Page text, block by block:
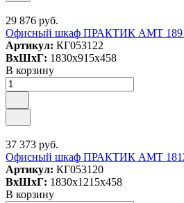
29 876 руб.
Офисный шкаф ПРАКТИК AMT
Артикул: КГ053122
ВxШxГ: 1830x915x458
В корзину
37 373 руб.
Офисный шкаф ПРАКТИК AMT
Артикул: КГ053120
ВxШxГ: 1830x1215x458
В корзину